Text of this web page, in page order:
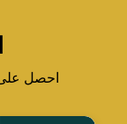
احصل على